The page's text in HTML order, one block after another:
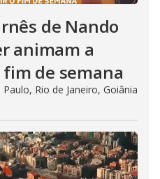
de Nando
animam a
de semana
Rio de Janeiro, Goiânia